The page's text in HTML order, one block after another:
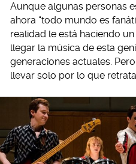
Aunque algunas personas
ahora “todo mundo es
realidad le está haciendo
llegar la música de esta
generaciones actuales.
llevar solo por lo que